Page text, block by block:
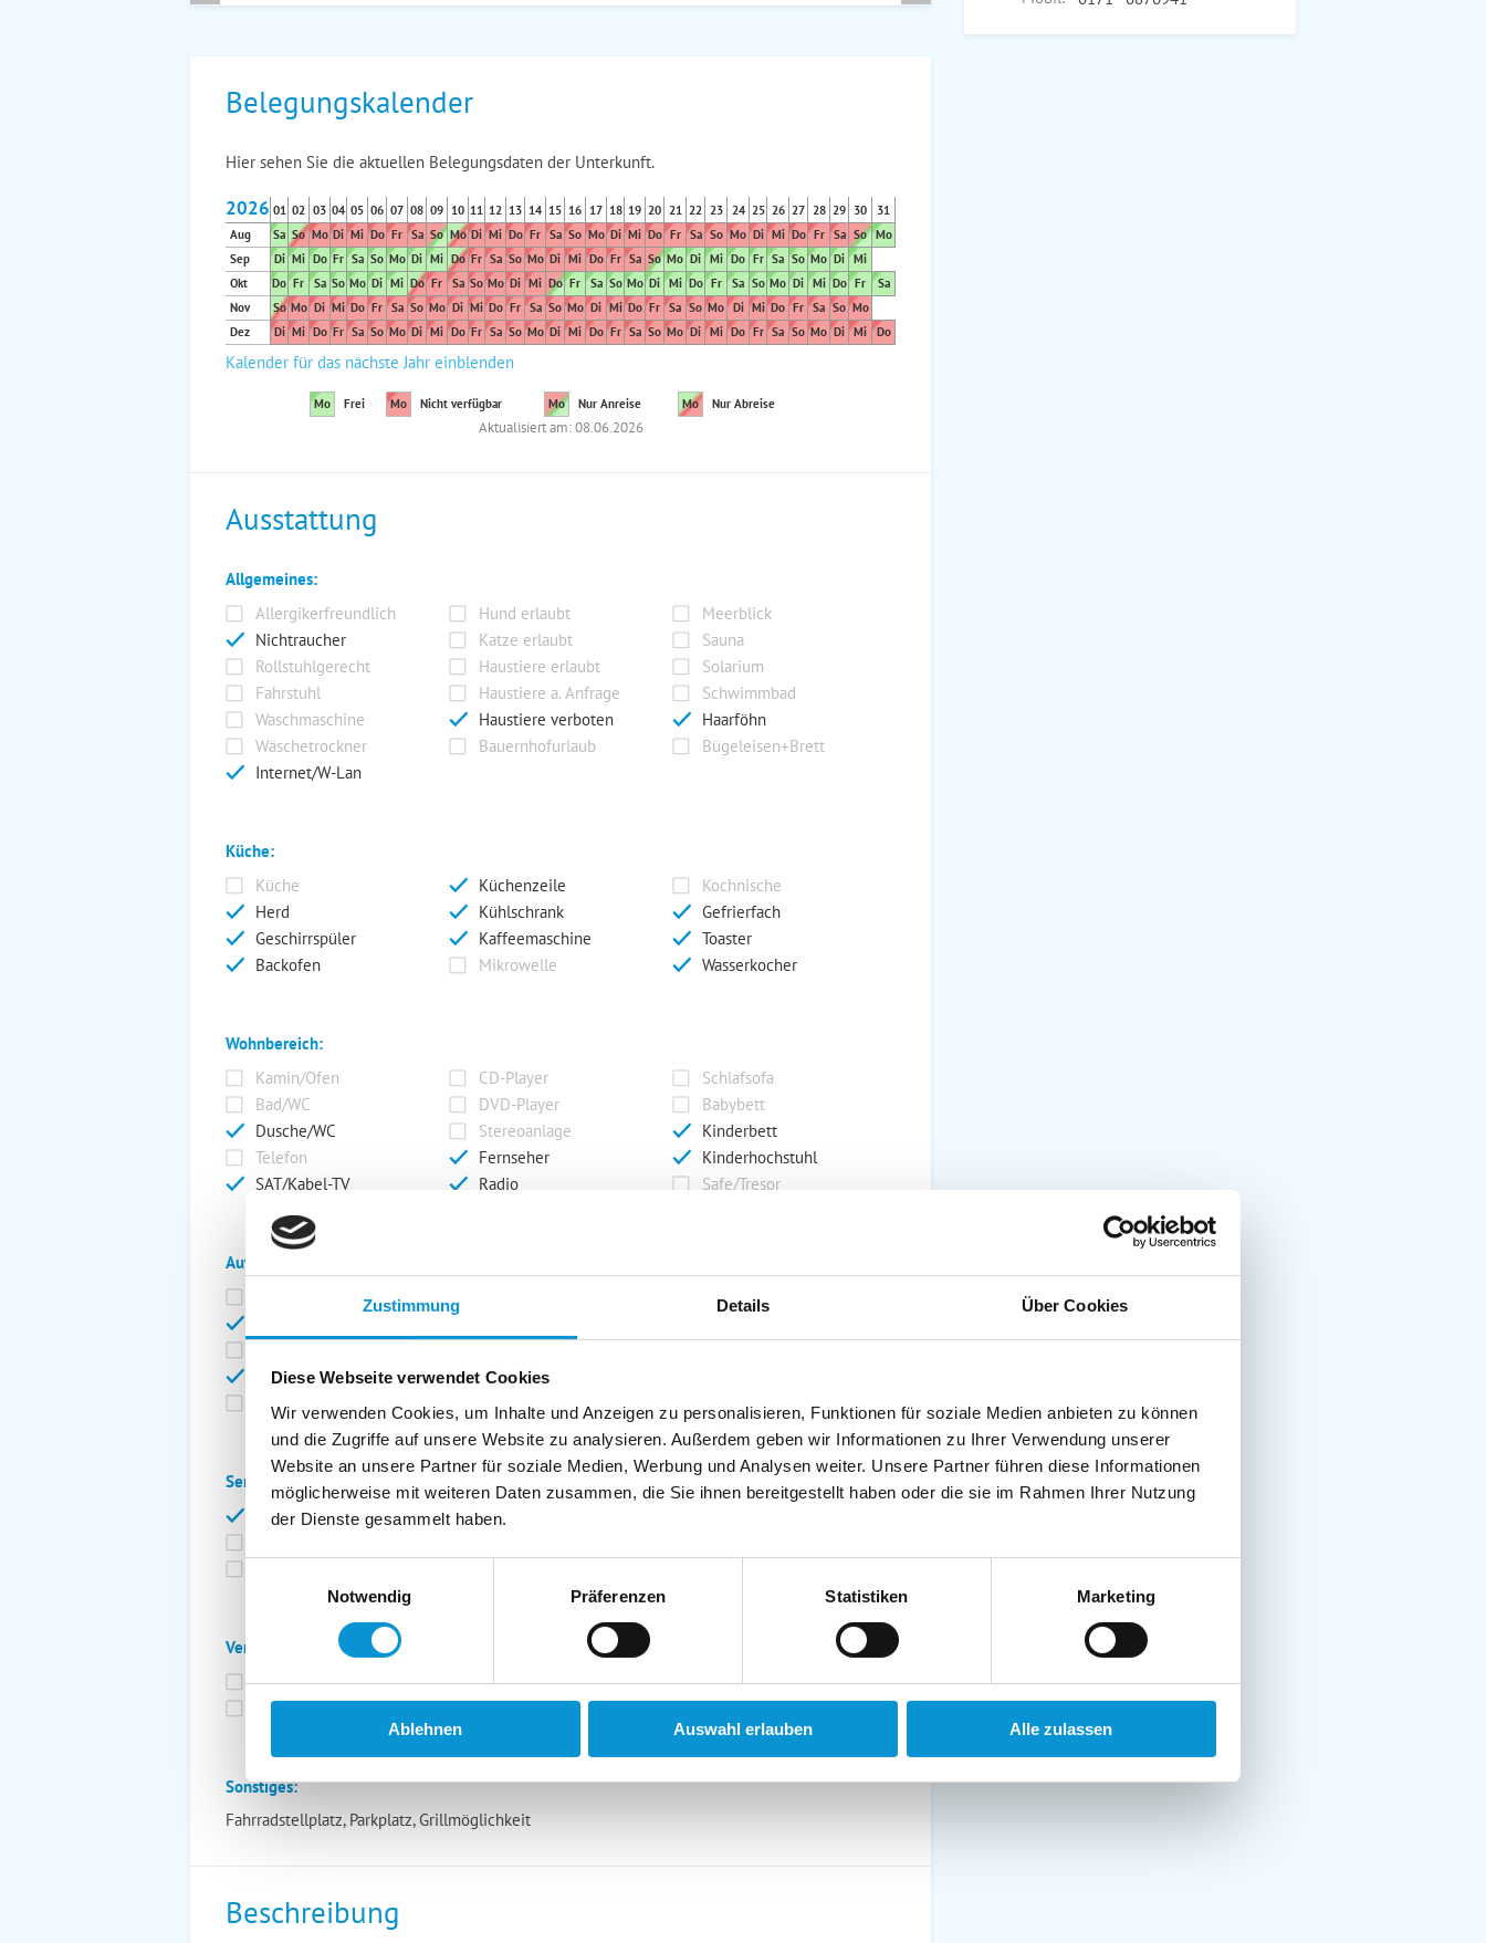
Zustimmung Details Über Cookies
Diese Webseite verwendet Cookies
Wir verwenden Cookies, um Inhalte und Anzeigen zu personalisieren, Funktionen für soziale Medien anbieten zu können
und die Zugriffe auf unsere Website zu analysieren. Außerdem geben wir Informationen zu Ihrer Verwendung unserer
Website an unsere Partner für soziale Medien, Werbung und Analysen weiter. Unsere Partner führen diese Informationen
möglicherweise mit weiteren Daten zusammen, die Sie ihnen bereitgestellt haben oder die sie im Rahmen Ihrer Nutzung
der Dienste gesammelt haben.
Notwendig
Präferenzen Statistiken Marketing
Ablehnen Auswahl erlauben Alle zulassen
Belegungskalender
Hier sehen Sie die aktuellen Belegungsdaten der Unterkunft.
2026 01 02 03 04 05 06 07 08 09 10 11 12 13 14 15 16 17 18 19 20 21 22 23 24 25 26 27 28 29 30
31
Aug
Sa So Mo Di Mi Do Fr Sa So Mo Di Mi Do Fr Sa So Mo Di Mi Do Fr Sa So Mo Di Mi Do Fr Sa So Mo
Sep
Di Mi Do Fr Sa So Mo Di Mi Do Fr Sa So Mo Di Mi Do Fr Sa So Mo Di Mi Do Fr Sa So Mo Di Mi
Okt
Do Fr Sa So Mo Di Mi Do Fr Sa So Mo Di Mi Do Fr Sa So Mo Di Mi Do Fr Sa So Mo Di Mi Do Fr
Sa
Nov
So Mo Di Mi Do Fr Sa So Mo Di Mi Do Fr Sa So Mo Di Mi Do Fr Sa So Mo Di Mi Do Fr Sa So Mo
Dez
Di Mi Do Fr Sa So Mo Di Mi Do Fr Sa So Mo Di Mi Do Fr Sa So Mo Di Mi Do Fr Sa So Mo Di Mi Do
Kalender für das nächste Jahr einblenden
Mo Frei Mo Nicht verfügbar Mo Nur Anreise Mo Nur Abreise
Aktualisiert am: 08.06.2026
Ausstattung
Allgemeines:
Allergikerfreundlich
Hund erlaubt
Meerblick
Nichtraucher
Katze erlaubt
Sauna
Rollstuhlgerecht
Haustiere erlaubt
Solarium
Fahrstuhl
Haustiere a. Anfrage
Schwimmbad
Waschmaschine
Haustiere verboten
Haarföhn
Wäschetrockner
Bauernhofurlaub
Bügeleisen+Brett
Internet/W-Lan
Küche:
Küche
Küchenzeile
Kochnische
Herd
Kühlschrank
Gefrierfach
Geschirrspüler
Kaffeemaschine
Toaster
Backofen
Mikrowelle Wasserkocher
Wohnbereich:
Kamin/Ofen
CD-Player
Schlafsofa
Bad/WC
DVD-Player
Babybett
Dusche/WC
Stereoanlage
Kinderbett
Telefon
Fernseher
Kinderhochstuhl
SAT/Kabel-TV
Radio Safe/Tresor
Außenanlage:
Garten/Liegewiese
Grill
Terrasse
Kinderspielplatz
Balkon
Abstellraum
Service:
Bettwäsche inkl.
Geschirrtücher inkl.
Verpflegung:
Brötchenservice
Frühstück möglich
Halbpension möglich
Vollpension möglich
Sonstiges:
Fahrradstellplatz, Parkplatz, Grillmöglichkeit
Beschreibung